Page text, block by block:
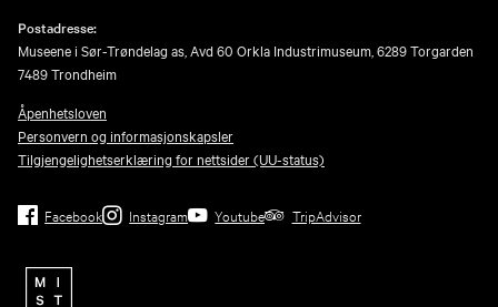
Postadresse:
Museene i Sør-Trøndelag as, Avd 60 Orkla Industrimuseum, 6289 Torgarden
7489 Trondheim
Åpenhetsloven
Personvern og informasjonskapsler
Tilgjengelighetserklæring for nettsider (UU-status)
Facebook Instagram Youtube TripAdvisor